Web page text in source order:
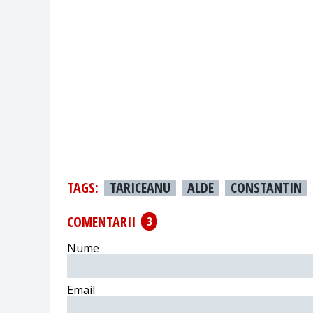
TAGS: TARICEANU ALDE CONSTANTIN
COMENTARII
3
Nume
Email